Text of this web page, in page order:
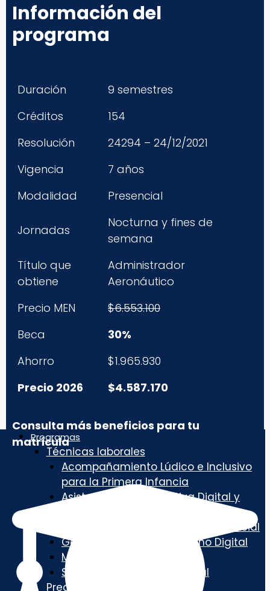
Programas
Técnicas laborales
Acompañamiento Lúdico e Inclusivo
para la Primera Infancia
Asistencia Administrativa Digital y
Investigación Criminalística y Judicial
Gestión del Talento Humano Digital
Marketing Digital
Soporte y Tecnología Digital
Pregrado
Información del
programa
Duración
9 semestres
Créditos
154
Resolución
24294 – 24/12/2021
Vigencia
7 años
Modalidad
Presencial
Jornadas
Nocturna y fines de
semana
Título que
obtiene
Administrador
Aeronáutico
Precio MEN
$6.553.100
Beca
30%
Ahorro
$1.965.930
Precio 2026
$4.587.170
Consulta más beneficios para tu
matrícula